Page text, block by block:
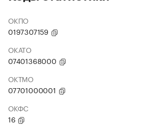
ОКПО
0197307159
ОКАТО
07401368000
ОКТМО
07701000001
ОКФС
16